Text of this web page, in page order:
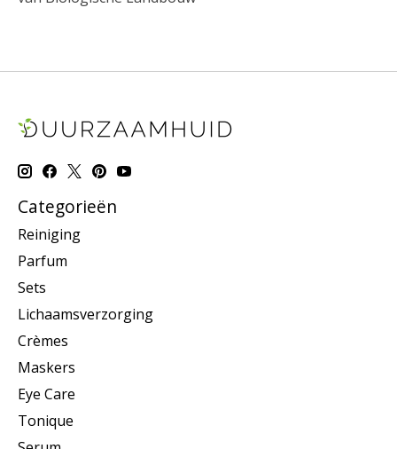
Categorieën
Reiniging
Parfum
Sets
Lichaamsverzorging
Crèmes
Maskers
Eye Care
Tonique